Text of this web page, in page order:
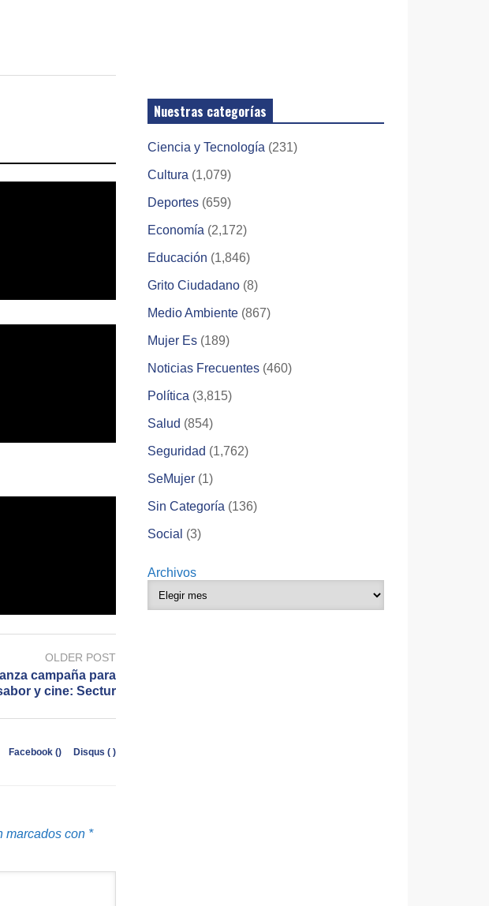
OLDER POST
campaña para
y cine: Sectur
Facebook () Disqus ( )
marcados con *
Nuestras categorías
Ciencia y Tecnología (231)
Cultura (1,079)
Deportes (659)
Economía (2,172)
Educación (1,846)
Grito Ciudadano (8)
Medio Ambiente (867)
Mujer Es (189)
Noticias Frecuentes (460)
Política (3,815)
Salud (854)
Seguridad (1,762)
SeMujer (1)
Sin Categoría (136)
Social (3)
Archivos